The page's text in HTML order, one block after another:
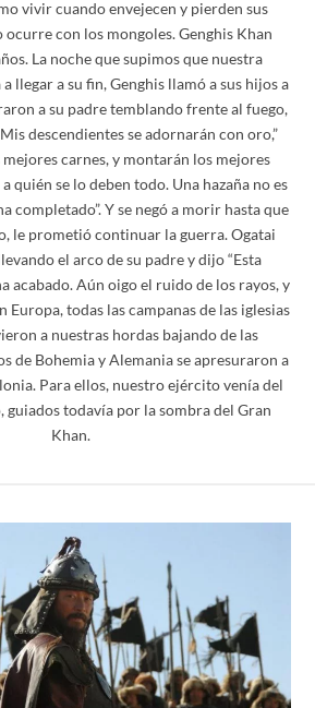
vivir cuando envejecen y pierden sus
con los mongoles. Genghis Khan
La noche que supimos que nuestra
llegar a su fin, Genghis llamó a sus hijos a
a su padre temblando frente al fuego,
descendientes se adornarán con oro,”
mejores carnes, y montarán los mejores
quién se lo deben todo. Una hazaña no es
completado”. Y se negó a morir hasta que
le prometió continuar la guerra. Ogatai
el arco de su padre y dijo “Esta
acabado. Aún oigo el ruido de los rayos, y
Europa, todas las campanas de las iglesias
a nuestras hordas bajando de las
de Bohemia y Alemania se apresuraron a
Para ellos, nuestro ejército venía del
todavía por la sombra del Gran
Khan.